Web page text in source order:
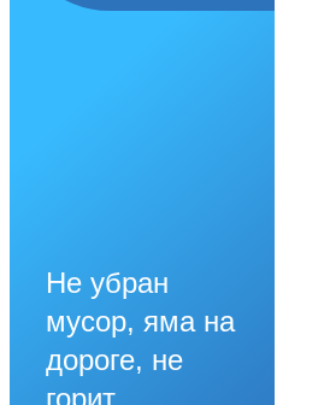
Не убран
мусор, яма на
дороге, не
горит